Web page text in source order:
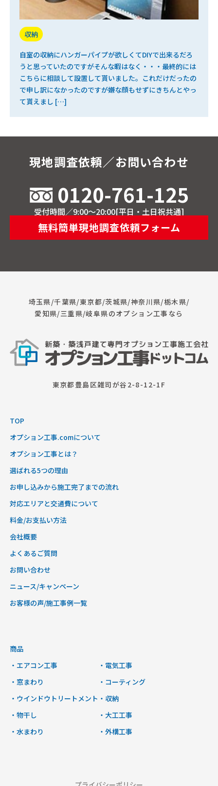
収納
自室の収納にハンガーパイプが欲しくてDIYで出来るだろ
うと思っていたのですがそんな暇はなく・・・最終的には
こちらに相談して設置して貰いました。これだけだったの
で申し訳になかったのですが嫌な顔もせずにきちんとやっ
て貰えまし […]
現地調査依頼／お問い合わせ
0120-761-125
受付時間／9:00～20:00[平日・土日祝共通]
無料簡単現地調査依頼フォーム
埼玉県/千葉県/東京都/茨城県/神奈川県/栃木県/
愛知県/三重県/岐阜県のオプション工事なら
東京都豊島区雑司が谷2-8-12-1F
TOP
オプション工事.comについて
オプション工事とは？
選ばれる5つの理由
お申し込みから施工完了までの流れ
対応エリアと交通費について
料金/お支払い方法
会社概要
よくあるご質問
お問い合わせ
ニュース/キャンペーン
お客様の声/施工事例一覧
商品
・エアコン工事
・窓まわり
・ウインドウトリートメント
・物干し
・水まわり
・電気工事
・コーティング
・収納
・大工工事
・外構工事